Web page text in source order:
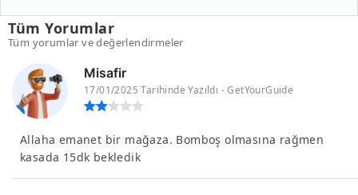
Tüm Yorumlar
Tüm yorumlar ve değerlendirmeler
Misafir
17/01/2025 Tarihinde Yazıldı - GetYourGuide
Allaha emanet bir mağaza. Bomboş olmasına rağmen
kasada 15dk bekledik